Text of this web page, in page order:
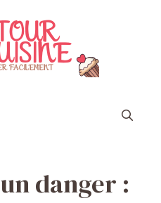
danger :